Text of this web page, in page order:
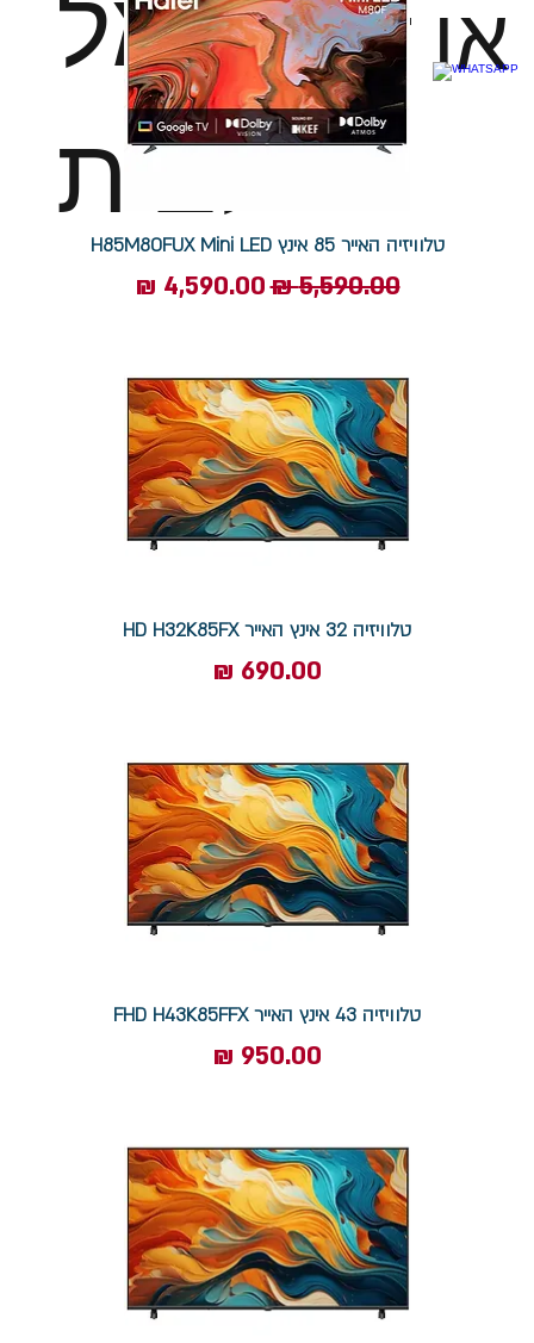
או דגם
לבית
טלוויזיה האייר 85 אינץ H85M80FUX Mini LED
מחיר רגיל‏5,590.00 ‏₪ מחיר מבצע
טלוויזיה 32 אינץ האייר HD H32K85FX
מחיר
טלוויזיה 43 אינץ האייר FHD H43K85FFX
מחיר